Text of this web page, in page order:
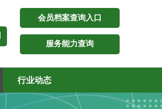
服务能力查询
会员档案查询入口
行业动态